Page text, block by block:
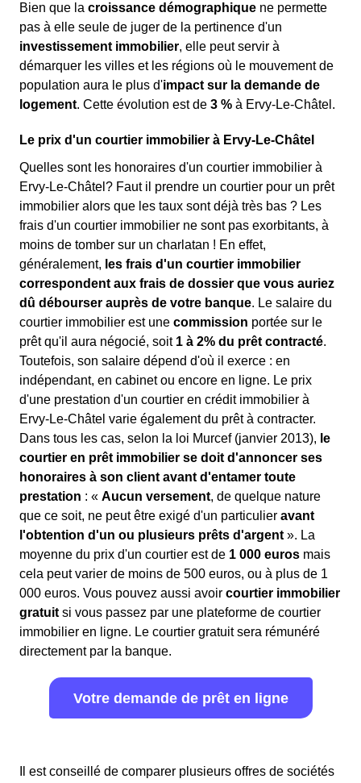
Bien que la croissance démographique ne permette
pas à elle seule de juger de la pertinence d'un
investissement immobilier, elle peut servir à
démarquer les villes et les régions où le mouvement de
population aura le plus d'impact sur la demande de
logement. Cette évolution est de 3 % à Ervy-Le-Châtel.
Le prix d'un courtier immobilier à Ervy-Le-Châtel
Quelles sont les honoraires d'un courtier immobilier à
Ervy-Le-Châtel? Faut il prendre un courtier pour un prêt
immobilier alors que les taux sont déjà très bas ? Les
frais d'un courtier immobilier ne sont pas exorbitants, à
moins de tomber sur un charlatan ! En effet,
généralement, les frais d'un courtier immobilier
correspondent aux frais de dossier que vous auriez
dû débourser auprès de votre banque. Le salaire du
courtier immobilier est une commission portée sur le
prêt qu'il aura négocié, soit 1 à 2% du prêt contracté.
Toutefois, son salaire dépend d'où il exerce : en
indépendant, en cabinet ou encore en ligne. Le prix
d'une prestation d'un courtier en crédit immobilier à
Ervy-Le-Châtel varie également du prêt à contracter.
Dans tous les cas, selon la loi Murcef (janvier 2013), le
courtier en prêt immobilier se doit d'annoncer ses
honoraires à son client avant d'entamer toute
prestation : « Aucun versement, de quelque nature
que ce soit, ne peut être exigé d'un particulier avant
l'obtention d'un ou plusieurs prêts d'argent ». La
moyenne du prix d'un courtier est de 1 000 euros mais
cela peut varier de moins de 500 euros, ou à plus de 1
000 euros. Vous pouvez aussi avoir courtier immobilier
gratuit si vous passez par une plateforme de courtier
immobilier en ligne. Le courtier gratuit sera rémunéré
directement par la banque.
Votre demande de prêt en ligne
Il est conseillé de comparer plusieurs offres de sociétés